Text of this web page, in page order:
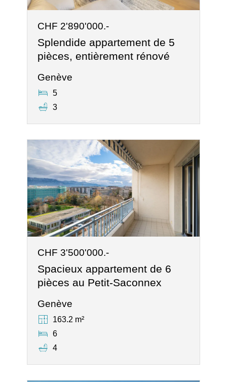
CHF 2'890'000.-
Splendide appartement de 5
pièces, entièrement rénové
Genève
5
3
CHF 3'500'000.-
Spacieux appartement de 6
pièces au Petit-Saconnex
Genève
163.2 m²
6
4